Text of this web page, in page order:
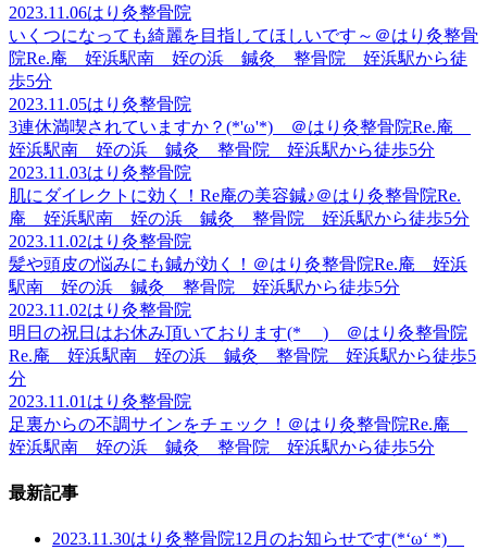
2023.11.06はり灸整骨院
いくつになっても綺麗を目指してほしいです～＠はり灸整骨
院Re.庵 姪浜駅南 姪の浜 鍼灸 整骨院 姪浜駅から徒
歩5分
2023.11.05はり灸整骨院
3連休満喫されていますか？(*'ω'*) ＠はり灸整骨院Re.庵
姪浜駅南 姪の浜 鍼灸 整骨院 姪浜駅から徒歩5分
2023.11.03はり灸整骨院
肌にダイレクトに効く！Re庵の美容鍼♪＠はり灸整骨院Re.
庵 姪浜駅南 姪の浜 鍼灸 整骨院 姪浜駅から徒歩5分
2023.11.02はり灸整骨院
髪や頭皮の悩みにも鍼が効く！＠はり灸整骨院Re.庵 姪浜
駅南 姪の浜 鍼灸 整骨院 姪浜駅から徒歩5分
2023.11.02はり灸整骨院
明日の祝日はお休み頂いております(*_ _) ＠はり灸整骨院
Re.庵 姪浜駅南 姪の浜 鍼灸 整骨院 姪浜駅から徒歩5
分
2023.11.01 はり灸整骨院
足裏からの不調サインをチェック！＠はり灸整骨院Re.庵
姪浜駅南 姪の浜 鍼灸 整骨院 姪浜駅から徒歩5分
最新記事
2023.11.30はり灸整骨院12月のお知らせです(*‘ω‘ *)